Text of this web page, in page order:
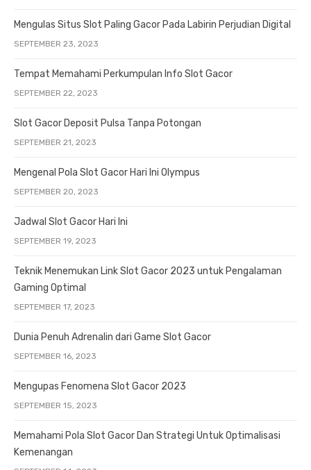
Mengulas Situs Slot Paling Gacor Pada Labirin Perjudian Digital
SEPTEMBER 23, 2023
Tempat Memahami Perkumpulan Info Slot Gacor
SEPTEMBER 22, 2023
Slot Gacor Deposit Pulsa Tanpa Potongan
SEPTEMBER 21, 2023
Mengenal Pola Slot Gacor Hari Ini Olympus
SEPTEMBER 20, 2023
Jadwal Slot Gacor Hari Ini
SEPTEMBER 19, 2023
Teknik Menemukan Link Slot Gacor 2023 untuk Pengalaman
Gaming Optimal
SEPTEMBER 17, 2023
Dunia Penuh Adrenalin dari Game Slot Gacor
SEPTEMBER 16, 2023
Mengupas Fenomena Slot Gacor 2023
SEPTEMBER 15, 2023
Memahami Pola Slot Gacor Dan Strategi Untuk Optimalisasi
Kemenangan